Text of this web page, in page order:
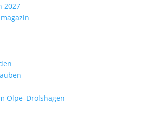
2027
Olpe–Drolshagen